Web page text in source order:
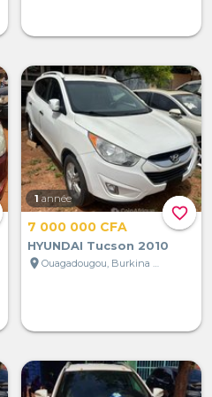
favorite_border
1 année
7 000 000 CFA
HYUNDAI Tucson 2010
location_on
Ouagadougou, Burkina Faso